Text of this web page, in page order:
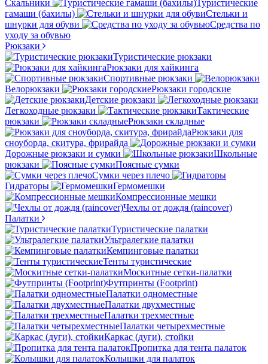
Скальники
Туристические
гамаши (бахилы)
Стельки и
шнурки для обуви
Средства по
уходу за обувью
Рюкзаки
Туристические рюкзаки
Рюкзаки для хайкинга
Спортивные рюкзаки
Велорюкзаки
Рюкзаки городские
Детские рюкзаки
Легкоходные рюкзаки
Тактические
рюкзаки
Рюкзаки складные
Рюкзаки для
сноуборда, скитура, фрирайда
Дорожные рюкзаки и сумки
Школьные
рюкзаки
Поясные сумки
Сумки через плечо
Гидраторы
Гермомешки
Компрессионные мешки
Чехлы от дождя (raincover)
Палатки
Туристические палатки
Ультралегкие палатки
Кемпинговые палатки
Тенты туристические
Москитные сетки-палатки
Футпринты (Footprint)
Палатки одноместные
Палатки двухместные
Палатки трехместные
Палатки четырехместные
Каркас (дуги), стойки
Пропитка для тента палаток
Колышки для палаток